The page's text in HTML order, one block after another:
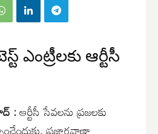
ఎంట్రీలకు ఆర్టీసీ
:ఆర్టీసీ సేవలను ప్రజలకు